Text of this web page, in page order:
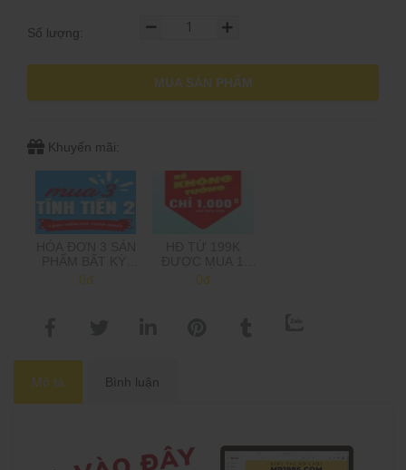
Số lượng:
MUA SẢN PHẨM
Khuyến mãi:
CHỈ TÍNH TIỀN 2,
0đ
SẢN PHẨM 1K,
0đ
Mô tả Bình luận